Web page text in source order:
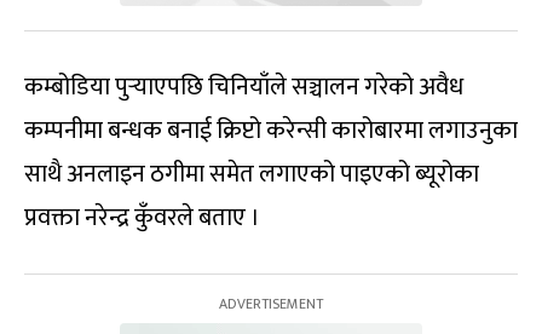
कम्बोडिया पुर्‍याएपछि चिनियाँले सञ्चालन गरेको अवैध
कम्पनीमा बन्धक बनाई क्रिप्टो करेन्सी कारोबारमा लगाउनुका
साथै अनलाइन ठगीमा समेत लगाएको पाइएको ब्यूरोका
प्रवक्ता नरेन्द्र कुँवरले बताए ।